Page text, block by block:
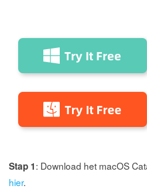
Stap 1: Download het macOS
hier.